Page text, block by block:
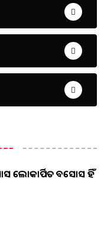
ଲୋକାର୍ପିତ ଅବସୋସ ହିଁ